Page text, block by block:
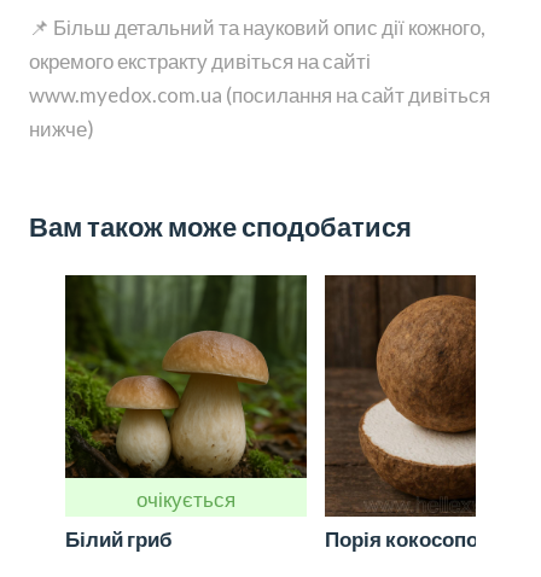
📌 Більш детальний та науковий опис дії кожного,
окремого екстракту дивіться на сайті
www.myedox.com.ua (посилання на сайт дивіться
нижче)
Вам також може сподобатися
очікується
Білий гриб
Порія кокосоподібна